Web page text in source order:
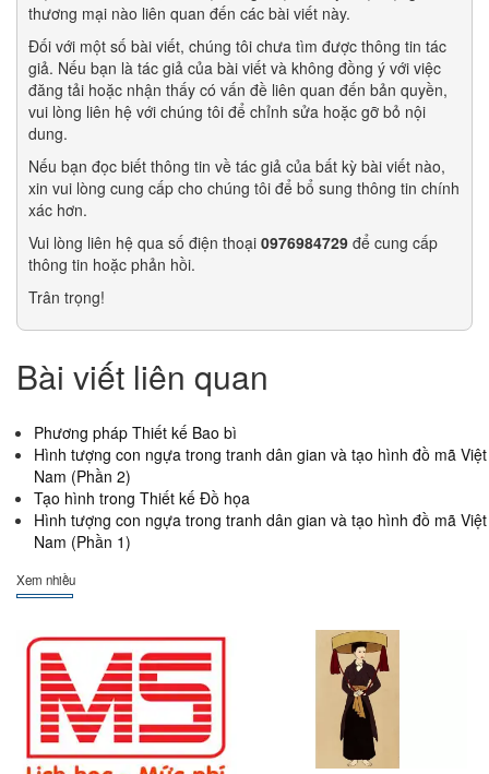
thương mại nào liên quan đến các bài viết này.
Đối với một số bài viết, chúng tôi chưa tìm được thông tin tác
giả. Nếu bạn là tác giả của bài viết và không đồng ý với việc
đăng tải hoặc nhận thấy có vấn đề liên quan đến bản quyền,
vui lòng liên hệ với chúng tôi để chỉnh sửa hoặc gỡ bỏ nội
dung.
Nếu bạn đọc biết thông tin về tác giả của bất kỳ bài viết nào,
xin vui lòng cung cấp cho chúng tôi để bổ sung thông tin chính
xác hơn.
Vui lòng liên hệ qua số điện thoại 0976984729 để cung cấp
thông tin hoặc phản hồi.
Trân trọng!
Bài viết liên quan
Phương pháp Thiết kế Bao bì
Hình tượng con ngựa trong tranh dân gian và tạo hình đồ mã Việt
Nam (Phần 2)
Tạo hình trong Thiết kế Đồ họa
Hình tượng con ngựa trong tranh dân gian và tạo hình đồ mã Việt
Nam (Phần 1)
Xem nhiều